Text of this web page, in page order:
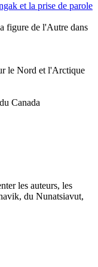
et la prise de parole
figure de l'Autre dans
le Nord et l'Arctique
Canada
les auteurs, les
du Nunatsiavut,